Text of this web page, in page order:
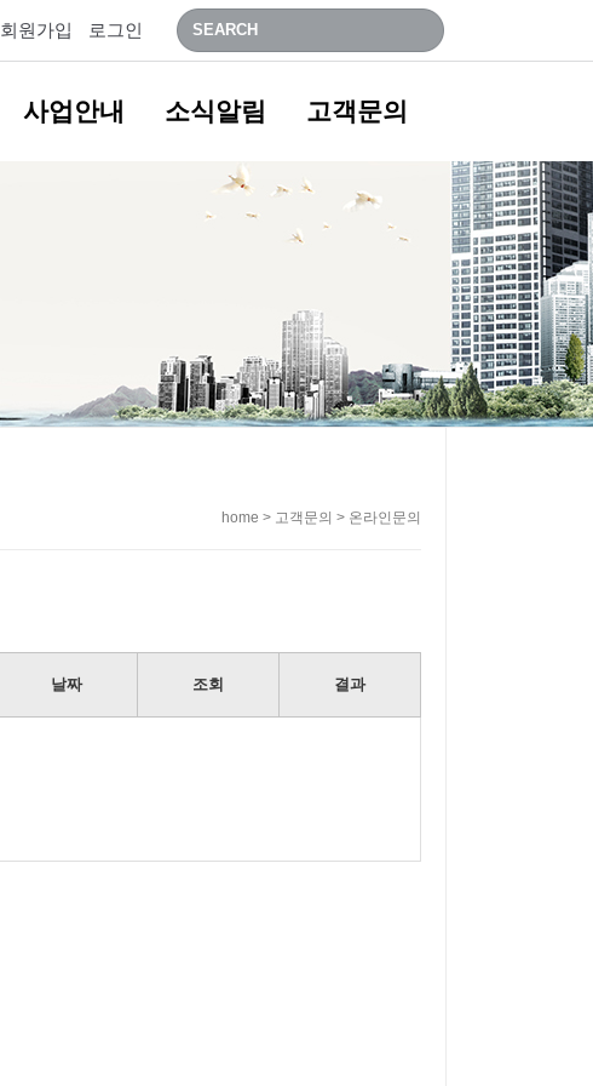
회원가입 로그인
사업안내 소식알림 고객문의
home > 고객문의 > 온라인문의
날짜 조회 결과